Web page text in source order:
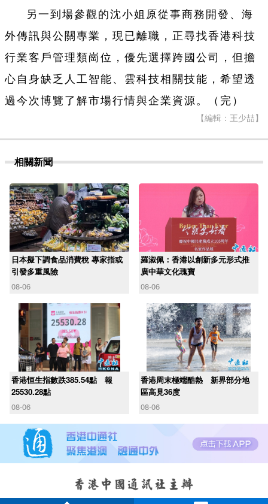
另一到場參觀的沈小姐原從事商務開發、海
外傳訊與公關專業，現已離職，正尋找香港科技
行業客戶管理類崗位，優先選擇跨國公司，但擔
心自身缺乏人工智能、雲科技相關技能，希望透
過今次博覽了解市場行情與企業資源。（完）
【編輯：王少喆】
相關新聞
日本擬下調食品消費稅 專家指或
引發多重風險
08-06
羅淑佩：香港以創新多元形式推
廣中華文化瑰寶
08-06
香港恒生指數跌385.54點 報
25530.28點
08-06
香港周末極端酷熱 新界部分地
區高見36度
08-06